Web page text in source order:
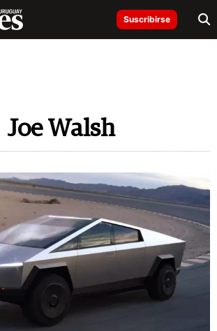
Suscribirse
Joe Walsh